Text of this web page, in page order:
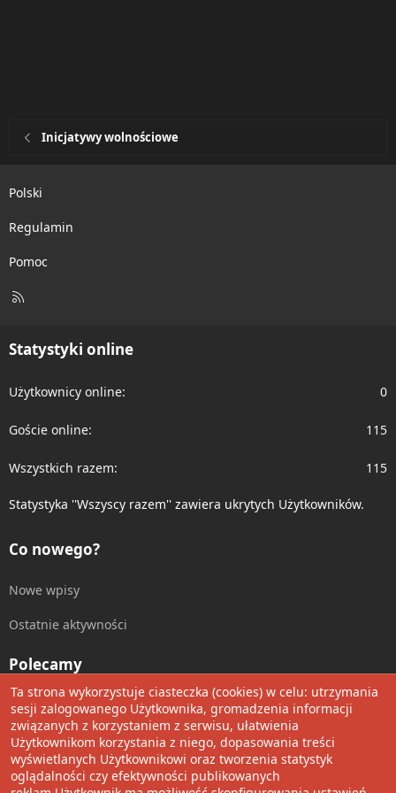
Inicjatywy wolnościowe
Polski
Regulamin
Pomoc
R
Statystyki online
Użytkownicy online 0
Goście online 115
Wszystkich razem 115
Statystyka ''Wszyscy razem'' zawiera ukrytych Użytkowników.
Co nowego?
Nowe wpisy
Ostatnie aktywności
Polecamy
Wolnościowe cytaty
Udostępnij
Facebook
TwitterRedditPinterest
TumblrWhatsApp
Umieść Link
Ta strona wykorzystuje ciasteczka (cookies) w celu: utrzymania
sesji zalogowanego Użytkownika, gromadzenia informacji
związanych z korzystaniem z serwisu, ułatwienia
Użytkownikom korzystania z niego, dopasowania treści
wyświetlanych Użytkownikowi oraz tworzenia statystyk
oglądalności czy efektywności publikowanych